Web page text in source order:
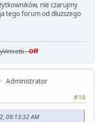
nie czarujmy
tego forum od dłuższego
-Off
Administrator
#16
09:13:32 AM